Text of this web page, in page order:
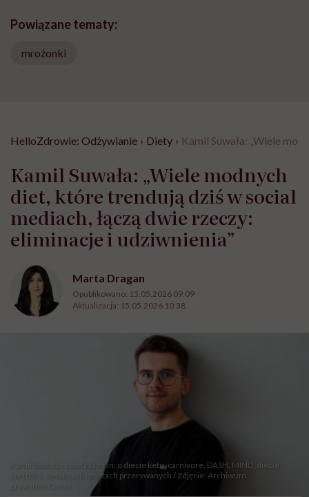
Powiązane tematy:
mrożonki
HelloZdrowie: Odżywianie › Diety › Kamil Suwała: „Wiele
Kamil Suwała: „Wiele modnych
diet, które trendują dziś w social
mediach, łączą dwie rzeczy:
eliminacje i udziwnienia”
Marta Dragan
Opublikowano: 15.05.2026 09:09
Aktualizacja: 15.05.2026 10:38
Kamil Suwała opowiada m.in. o diecie keto, carnivore, DASH, MIND, diecie
portfolio, detoksach i postach przerywanych / Zdjęcie: Archiwum